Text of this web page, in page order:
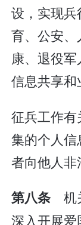
设，实现
育、公安
康、退役
信息共享和
征兵工作
集的个人
者向他人非
第八条 机
深入开展